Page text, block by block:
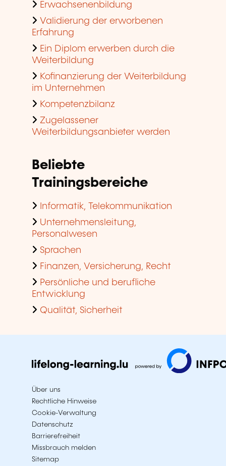
Erwachsenenbildung
Validierung der erworbenen
Erfahrung
Ein Diplom erwerben durch die
Weiterbildung
Kofinanzierung der Weiterbildung
im Unternehmen
Kompetenzbilanz
Zugelassener
Weiterbildungsanbieter werden
Beliebte
Trainingsbereiche
Informatik, Telekommunikation
Unternehmensleitung,
Personalwesen
Sprachen
Finanzen, Versicherung, Recht
Persönliche und berufliche
Entwicklung
Qualität, Sicherheit
Über uns
Rechtliche Hinweise
Cookie-Verwaltung
Datenschutz
Barrierefreiheit
Missbrauch melden
Sitemap